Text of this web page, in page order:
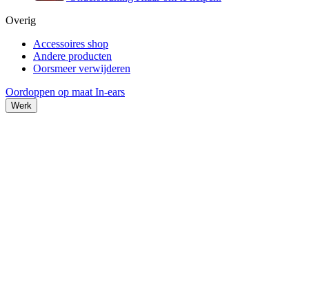
Overig
Accessoires shop
Andere producten
Oorsmeer verwijderen
Oordoppen op maat In-ears
Werk